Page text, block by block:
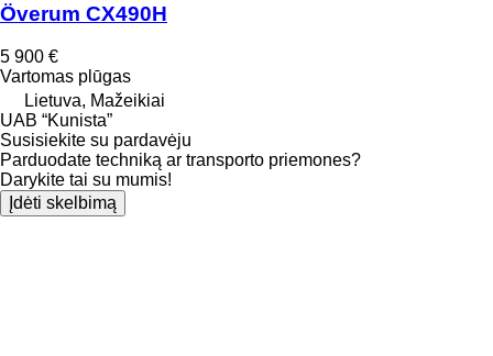
Överum CX490H
5 900 €
Vartomas plūgas
Lietuva, Mažeikiai
UAB “Kunista”
Susisiekite su pardavėju
Parduodate techniką ar transporto priemones?
Darykite tai su mumis!
Įdėti skelbimą